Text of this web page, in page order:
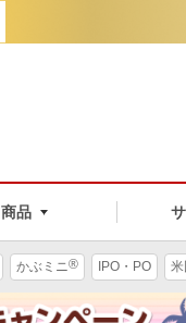
商品
かぶミニ® IPO・PO